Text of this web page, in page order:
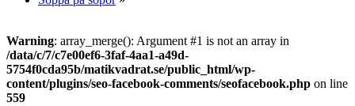
Warning: array_merge(): Argument #1 is not an array in
/data/c/7/c7e00ef6-3faf-4aa1-a49d-
5754f0cda95b/matikvadrat.se/public_html/wp-
content/plugins/seo-facebook-comments/seofacebook.php on line
559